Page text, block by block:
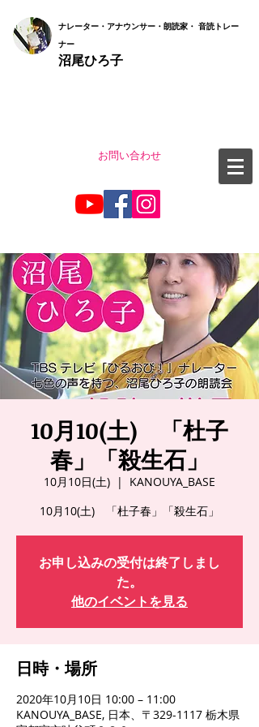
ナレーター・アナウンサー・朗読家・ 音読トレー
ナー
沼尾ひろ子
お問い合わせ
10月10(土) 「杜子
春」「殺生石」
10月10日(土)
  |
KANOUYA_BASE
10月10(土) 「杜子春」「殺生石」
お申し込みの受付は終了しまし
た。
他のイベントを見る
日時・場所
2020年10月10日 10:00 – 11:00
KANOUYA_BASE, 日本、〒329-1117 栃木県